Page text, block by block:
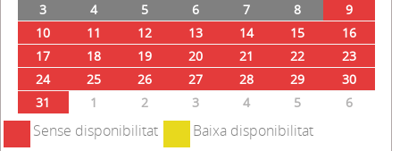
3
4 5 6 7 8
9
10
11 12 13 14 15
16
17
18 19 20 21 22
23
24
25 26 27 28 29
30
31
1 2 3 4 5 6
Sense disponibilitat
Baixa disponibilitat